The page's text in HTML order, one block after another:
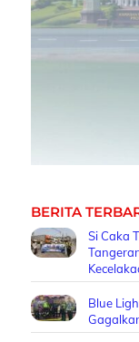
BERITA
Si Caka
Blue